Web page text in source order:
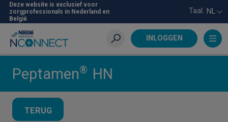
Skip
main
content
Deze website is exclusief voor
zorgprofessionals in Nederland en
België
Taal: NL
INLOGGEN
Zoeken
Peptamen® HN
TERUG